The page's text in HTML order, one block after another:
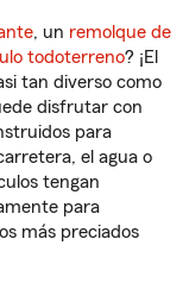
, un remolque de
todoterreno? ¡El
tan diverso como
disfrutar con
para
el agua o
tengan
para
más preciados